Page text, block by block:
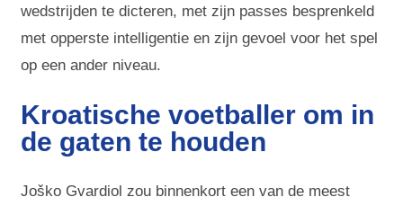
wedstrijden te dicteren, met zijn passes besprenkeld
met opperste intelligentie en zijn gevoel voor het spel
op een ander niveau.
Kroatische voetballer om in
de gaten te houden
Joško Gvardiol zou binnenkort een van de meest